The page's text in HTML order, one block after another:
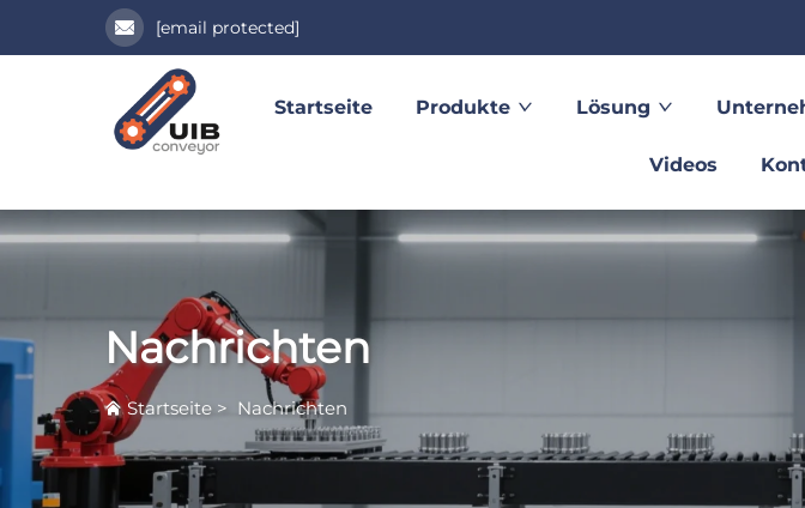
[email protected]
Startseite Produkte Lösung
Videos
Nachrichten
Startseite > Nachrichten